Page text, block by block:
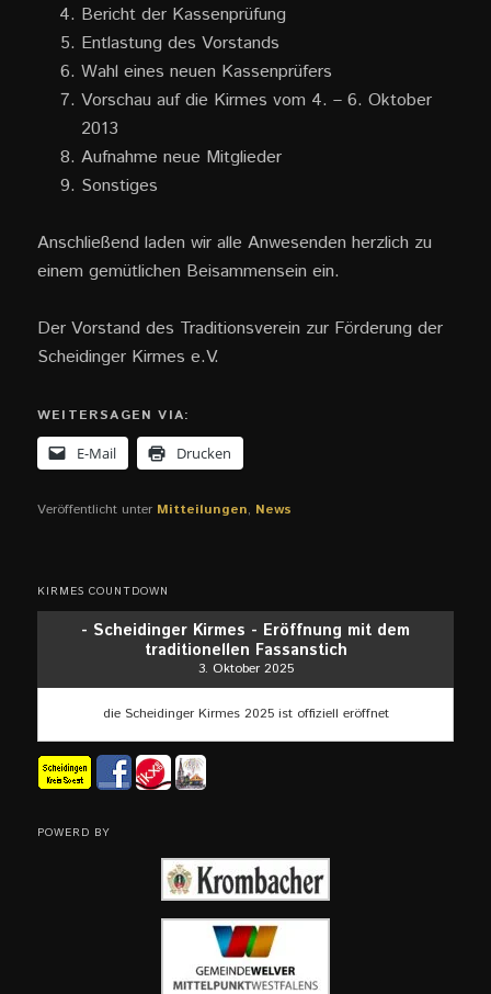
Bericht der Kassenprüfung
Entlastung des Vorstands
Wahl eines neuen Kassenprüfers
Vorschau auf die Kirmes vom 4. – 6. Oktober
2013
Aufnahme neue Mitglieder
Sonstiges
Anschließend laden wir alle Anwesenden herzlich zu
einem gemütlichen Beisammensein ein.
Der Vorstand des Traditionsverein zur Förderung der
Scheidinger Kirmes e.V.
WEITERSAGEN VIA:
E-Mail Drucken
Veröffentlicht unter Mitteilungen, News
KIRMES COUNTDOWN
- Scheidinger Kirmes - Eröffnung mit dem
traditionellen Fassanstich
3. Oktober 2025
die Scheidinger Kirmes 2025 ist offiziell eröffnet
POWERD BY